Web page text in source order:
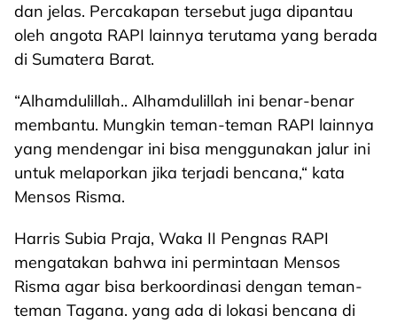
dan jelas. Percakapan tersebut juga dipantau
oleh angota RAPI lainnya terutama yang berada
di Sumatera Barat.
“Alhamdulillah.. Alhamdulillah ini benar-benar
membantu. Mungkin teman-teman RAPI lainnya
yang mendengar ini bisa menggunakan jalur ini
untuk melaporkan jika terjadi bencana,“ kata
Mensos Risma.
Harris Subia Praja, Waka II Pengnas RAPI
mengatakan bahwa ini permintaan Mensos
Risma agar bisa berkoordinasi dengan teman-
teman Tagana. yang ada di lokasi bencana di